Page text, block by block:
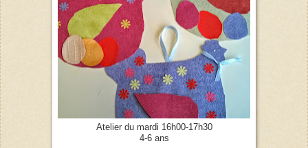
Atelier du mardi 16h00-17h30
4-6 ans